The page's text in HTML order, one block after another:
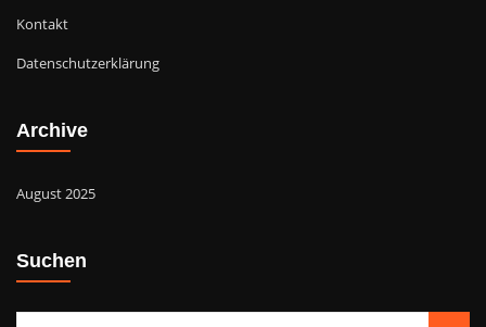
Kontakt
Datenschutzerklärung
Archive
August 2025
Suchen